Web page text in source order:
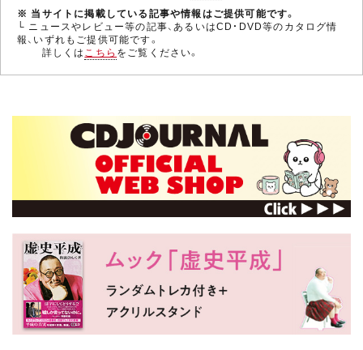
※ 当サイトに掲載している記事や情報はご提供可能です。
└ ニュースやレビュー等の記事、あるいはCD・DVD等のカタログ情
報、いずれもご提供可能です。
詳しくはこちら をご覧ください。